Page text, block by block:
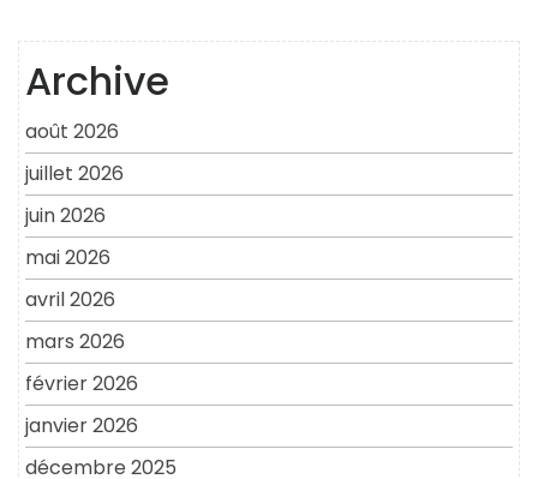
Archive
août 2026
juillet 2026
juin 2026
mai 2026
avril 2026
mars 2026
février 2026
janvier 2026
décembre 2025